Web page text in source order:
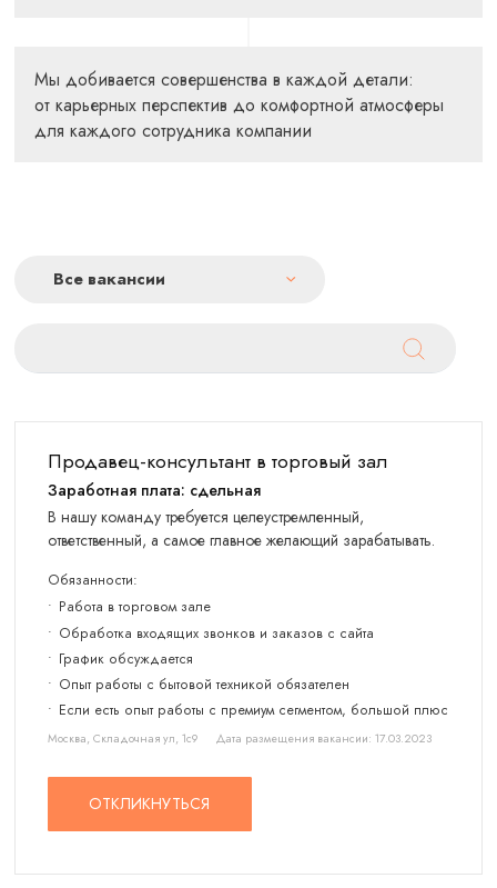
Мы добивается совершенства в каждой детали:
от карьерных перспектив до комфортной атмосферы
для каждого сотрудника компании
Все вакансии
Продавец-консультант в торговый зал
Заработная плата: сдельная
В нашу команду требуется целеустремленный,
ответственный, а самое главное желающий зарабатывать.
Обязанности:
Работа в торговом зале
Обработка входящих звонков и заказов с сайта
График обсуждается
Опыт работы с бытовой техникой обязателен
Если есть опыт работы с премиум сегментом, большой плюс
Москва, Складочная ул, 1с9 Дата размещения вакансии: 17.03.2023
ОТКЛИКНУТЬСЯ